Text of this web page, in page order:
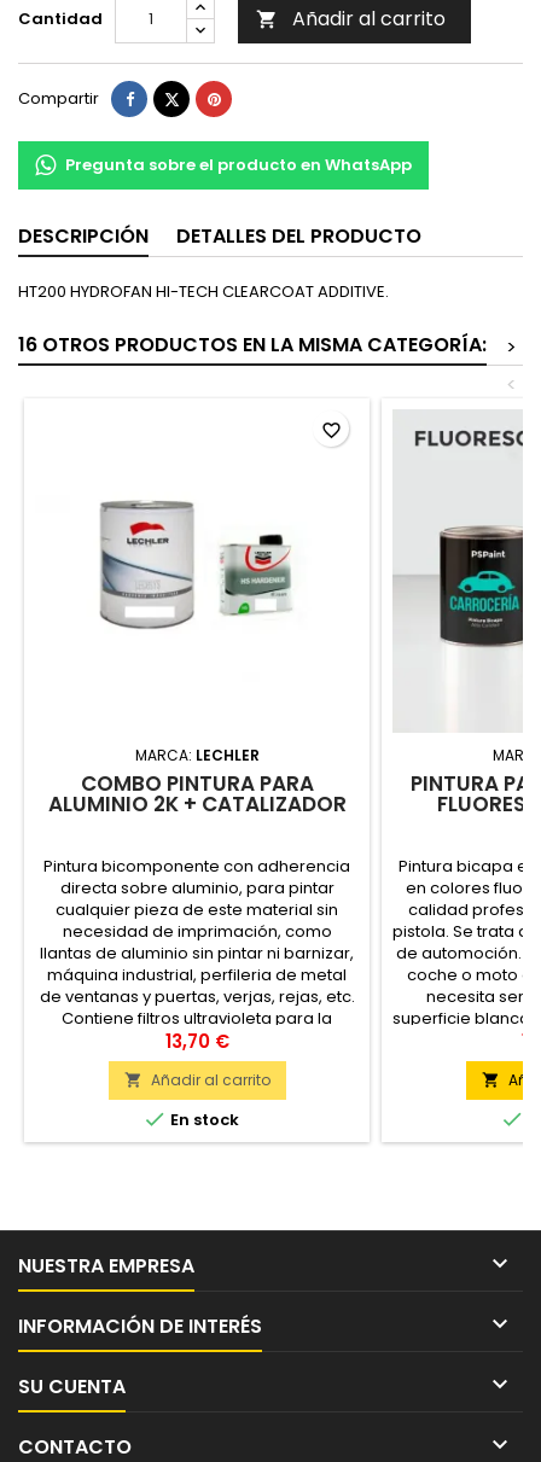
Cantidad
 Añadir al carrito
Compartir Compartir
TuitearPinterest
Pregunta sobre el producto en WhatsApp
DESCRIPCIÓN DETALLES DEL PRODUCTO
HT200 HYDROFAN HI-TECH CLEARCOAT ADDITIVE.
16 OTROS PRODUCTOS EN LA MISMA CATEGORÍA:
>
<
MARCA: LECHLER
COMBO PINTURA PARA
ALUMINIO 2K + CATALIZADOR
Pintura bicomponente con adherencia
directa sobre aluminio, para pintar
cualquier pieza de este material sin
necesidad de imprimación, como
llantas de aluminio sin pintar ni barnizar,
máquina industrial, perfileria de metal
de ventanas y puertas, verjas, rejas, etc.
Contiene filtros ultravioleta para la
protección del soporte contra sol.
13,70 €
 Añadir al carrito
 En stock
favorite_border
PINTURA
Pintura bicapa
en colores
calidad
pistola. Se trata
de automoción.
coche o moto o
necesita ser
superficie blanca
posterior,


NUESTRA EMPRESA 
INFORMACIÓN DE INTERÉS 
SU CUENTA 
CONTACTO 